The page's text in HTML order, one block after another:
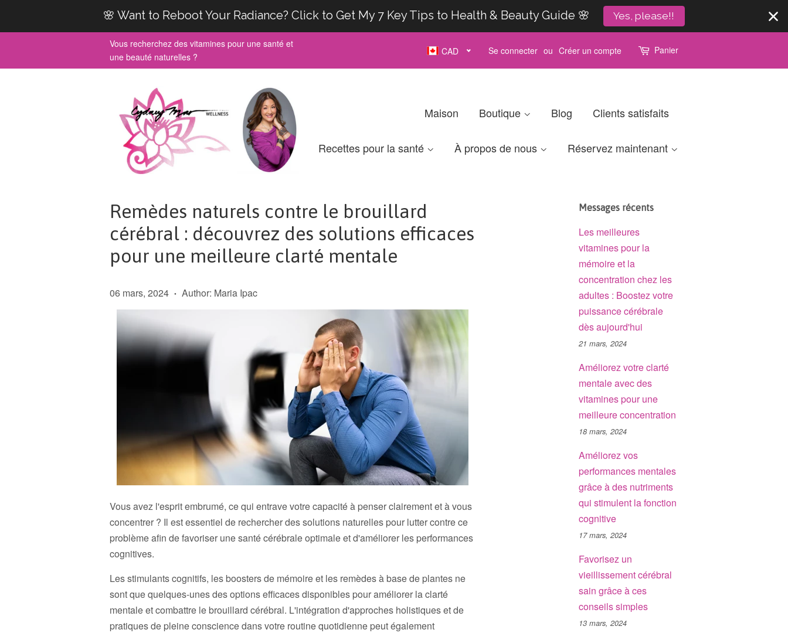
🌸 Want to Reboot Your Radiance? Click to Get My 7 Key Tips to Health & Beauty Guide 🌸 Yes, please!!
Vous recherchez des vitamines pour une santé et
une beauté naturelles ?
CAD Se connecter ou Créer un compte Panier
Maison Boutique Blog Clients satisfaits
Recettes pour la santé À propos de nous Réservez maintenant
Remèdes naturels contre le brouillard
cérébral : découvrez des solutions efficaces
pour une meilleure clarté mentale
06 mars, 2024 • Author: Maria Ipac
Vous avez l'esprit embrumé, ce qui entrave votre capacité à penser clairement et à vous
concentrer ? Il est essentiel de rechercher des solutions naturelles pour lutter contre ce
problème afin de favoriser une santé cérébrale optimale et d'améliorer les performances
cognitives.
Les stimulants cognitifs, les boosters de mémoire et les remèdes à base de plantes ne
sont que quelques-unes des options efficaces disponibles pour améliorer la clarté
mentale et combattre le brouillard cérébral. L'intégration d'approches holistiques et de
pratiques de pleine conscience dans votre routine quotidienne peut également
Messages récents
Les meilleures
vitamines pour la
mémoire et la
concentration chez les
adultes : Boostez votre
puissance cérébrale
dès aujourd'hui
21 mars, 2024
Améliorez votre clarté
mentale avec des
vitamines pour une
meilleure concentration
18 mars, 2024
Améliorez vos
performances mentales
grâce à des nutriments
qui stimulent la fonction
cognitive
17 mars, 2024
Favorisez un
vieillissement cérébral
sain grâce à ces
conseils simples
13 mars, 2024